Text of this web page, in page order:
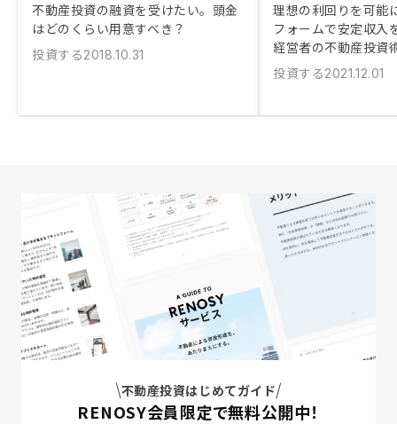
不動産投資の融資を受けたい。頭金
はどのくらい用意すべき？
投資する2018.10.31
理想の利回りを可能
フォームで安定収入
経営者の不動産投資
投資する2021.12.01
不動産投資はじめてガイド
RENOSY会員限定で無料公開中！